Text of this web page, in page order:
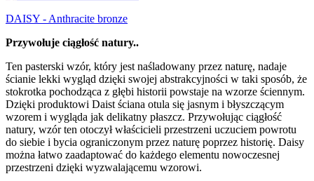
DAISY - Anthracite bronze
Przywołuje ciągłość natury..
Ten pasterski wzór, który jest naśladowany przez naturę, nadaje
ścianie lekki wygląd dzięki swojej abstrakcyjności w taki sposób, że
stokrotka pochodząca z głębi historii powstaje na wzorze ściennym.
Dzięki produktowi Daist ściana otula się jasnym i błyszczącym
wzorem i wygląda jak delikatny płaszcz. Przywołując ciągłość
natury, wzór ten otoczył właścicieli przestrzeni uczuciem powrotu
do siebie i bycia ograniczonym przez naturę poprzez historię. Daisy
można łatwo zaadaptować do każdego elementu nowoczesnej
przestrzeni dzięki wyzwalającemu wzorowi.